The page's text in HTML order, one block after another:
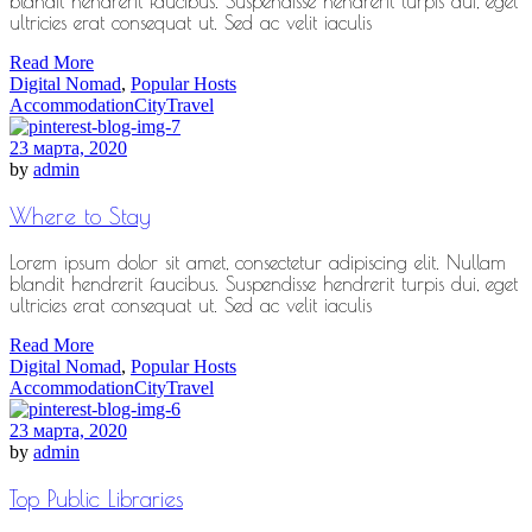
ultricies erat consequat ut. Sed ac velit iaculis
Read More
Digital Nomad, Popular Hosts
AccommodationCityTravel
23 марта, 2020
by admin
Where to Stay
Lorem ipsum dolor sit amet, consectetur adipiscing elit. Nullam
blandit hendrerit faucibus. Suspendisse hendrerit turpis dui, eget
ultricies erat consequat ut. Sed ac velit iaculis
Read More
Digital Nomad, Popular Hosts
AccommodationCityTravel
23 марта, 2020
by admin
Top Public Libraries